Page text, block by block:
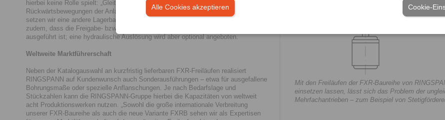
Alle Cookies akzeptieren Cookie-
hierbei keine Rolle spielt: „Gleitlager ermöglichen nur kurzzeitige
Rückwärtsbewegungen der Anlage. Für die freie Rücklauffunktion unseres FXBR
setzen wir eine andere Lagerbasis ein“, so Thomas Heubach. Erwähnenswert ist
zudem, dass die Freigabe- bzw. Löseeinrichtung serienmäßig rein mechanisch
ausgeführt ist; eine hydraulische Auslösung wird aber optional angeboten.
Weltweite Marktführerschaft
Neben der Katalogauswahl an kurzfristig lieferbaren FXR-Freiläufen realisiert
RINGSPANN auf Kundenwunsch auch Sonderausführungen – etwa für ausgefallene
Bohrungsmaße oder spezielle Anflanschungen. Je nach Bedarfslage und
Stückzahlen kann die RINGSPANN-Gruppe hierbei die Kapazitäten von weltweit
acht Produktionswerken nutzen. „Sowohl die große internationale Verbreitung
unserer FXR-Baureihe als auch die neue Variante FXRB sehen wir als Expertisen
Mit den Freiläufen der FXR-Baureihe von
einsetzen lassen, lässt sich das Problem der
Mehrfachantrieben – zum Beispiel von